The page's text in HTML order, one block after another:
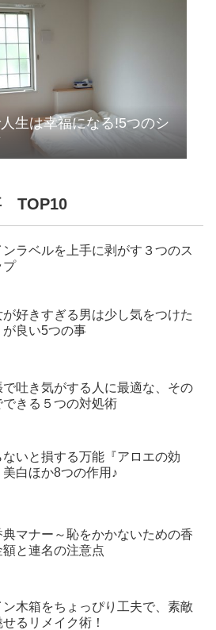
生は幸福になる!5つのシ
TOP10
ンラベルを上手に剥がす３つのス
プ
が好きすぎる男は少し気をつけた
が良い5つの事
で吐き気がする人に最適な、その
できる５つの対処術
ないと損する万能『アロエの効
美白ほか8つの作用♪
典マナー～恥をかかないための香
額と連名の注意点
ン木箱をちょっぴり工夫で、素敵
せるリメイク術！